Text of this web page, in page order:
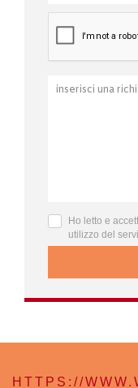
Ho letto e
utilizzo del
HTTPS://